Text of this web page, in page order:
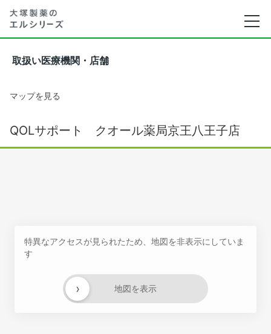
取扱い医療機関・店舗
マップを見る
QOLサポート クオール薬局京王八王子店
特異なアクセスが見られたため、地図を非表示にしていま
す
地図を表示
›